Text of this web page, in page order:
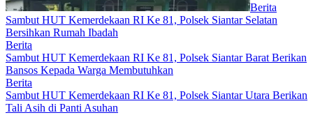
Berita
Sambut HUT Kemerdekaan RI Ke 81, Polsek Siantar Selatan
Bersihkan Rumah Ibadah
Berita
Sambut HUT Kemerdekaan RI Ke 81, Polsek Siantar Barat Berikan
Bansos Kepada Warga Membutuhkan
Berita
Sambut HUT Kemerdekaan RI Ke 81, Polsek Siantar Utara Berikan
Tali Asih di Panti Asuhan